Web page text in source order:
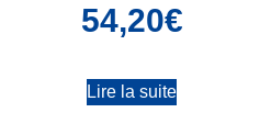
54,20€
Lire la suite